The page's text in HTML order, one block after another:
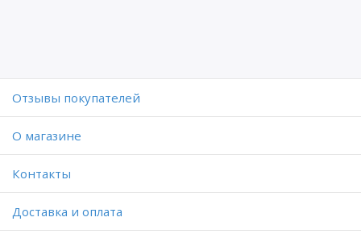
Отзывы покупателей
O магазине
Контакты
Доставка и оплата